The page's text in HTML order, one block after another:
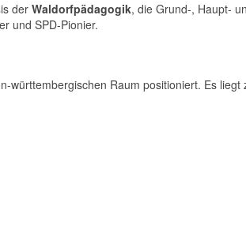
derWaldorfpädagogik, die Grund-, Haupt-
und SPD-Pionier.
württembergischen Raum positioniert. Es liegt